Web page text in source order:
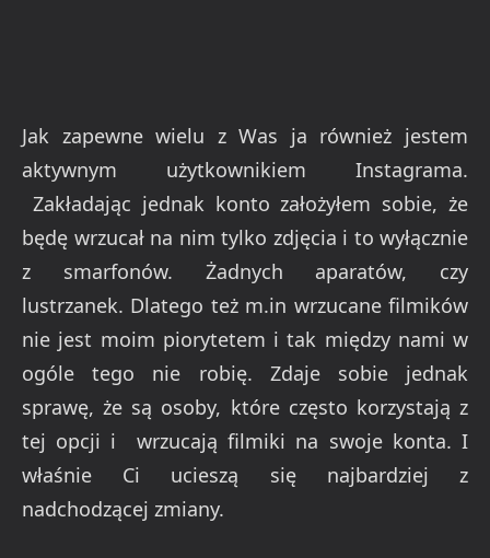
Jak zapewne wielu z Was ja również jestem
aktywnym użytkownikiem Instagrama.
Zakładając jednak konto założyłem sobie, że
będę wrzucał na nim tylko zdjęcia i to wyłącznie
z smarfonów. Żadnych aparatów, czy
lustrzanek. Dlatego też m.in wrzucane filmików
nie jest moim piorytetem i tak między nami w
ogóle tego nie robię. Zdaje sobie jednak
sprawę, że są osoby, które często korzystają z
tej opcji i wrzucają filmiki na swoje konta. I
właśnie Ci ucieszą się najbardziej z
nadchodzącej zmiany.